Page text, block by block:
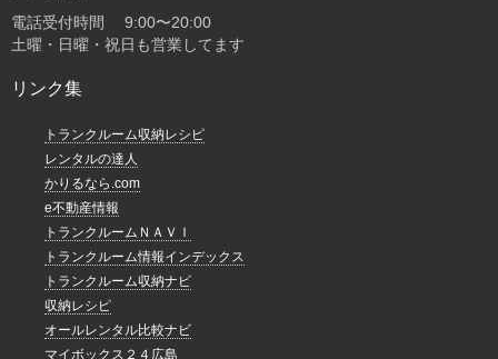
電話受付時間 9:00〜20:00
土曜・日曜・祝日も営業してます
リンク集
トランクルーム収納レシピ
レンタルの達人
かりるなら.com
e不動産情報
トランクルームＮＡＶＩ
トランクルーム情報インデックス
トランクルーム収納ナビ
収納レシピ
オールレンタル比較ナビ
マイボックス２４広島